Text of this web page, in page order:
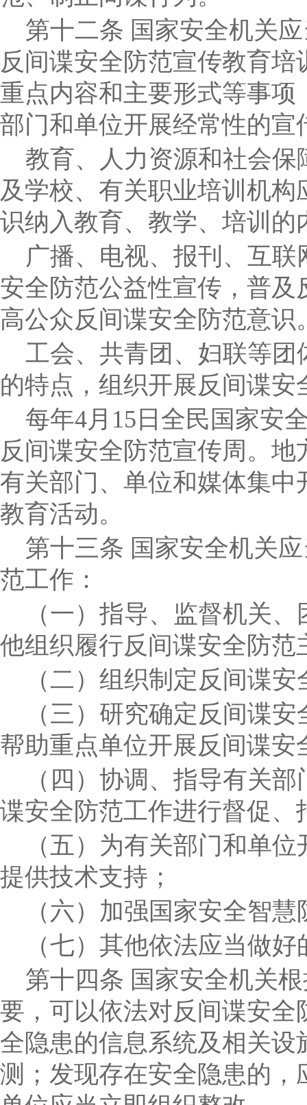
第十二条 国家安全机关
反间谍安全防范宣传教育
重点内容和主要形式等事项
部门和单位开展经常性的宣
教育、人力资源和社会
及学校、有关职业培训机
识纳入教育、教学、培训的
广播、电视、报刊、互
安全防范公益性宣传，普
高公众反间谍安全防范意识
工会、共青团、妇联等
的特点，组织开展反间谍
每年4月 15 日全民国家安
反间谍安全防范宣传周。
有关部门、单位和媒体集
教育活动。
第十三条 国家安全机关
范工作：
（一）指导、监督机关
他组织履行反间谍安全防范
（二）组织制定反间谍
（三）研究确定反间谍
帮助重点单位开展反间谍安
（四）协调、指导有关
谍安全防范工作进行督促、
（五）为有关部门和单
提供技术支持；
（六）加强国家安全智
（七）其他依法应当做
第十四条 国家安全机关
要，可以依法对反间谍安
全隐患的信息系统及相关
测；发现存在安全隐患的